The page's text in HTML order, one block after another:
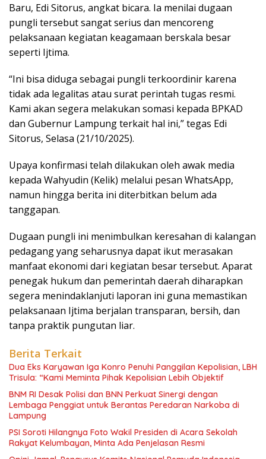
Baru, Edi Sitorus, angkat bicara. Ia menilai dugaan
pungli tersebut sangat serius dan mencoreng
pelaksanaan kegiatan keagamaan berskala besar
seperti Ijtima.
“Ini bisa diduga sebagai pungli terkoordinir karena
tidak ada legalitas atau surat perintah tugas resmi.
Kami akan segera melakukan somasi kepada BPKAD
dan Gubernur Lampung terkait hal ini,” tegas Edi
Sitorus, Selasa (21/10/2025).
Upaya konfirmasi telah dilakukan oleh awak media
kepada Wahyudin (Kelik) melalui pesan WhatsApp,
namun hingga berita ini diterbitkan belum ada
tanggapan.
Dugaan pungli ini menimbulkan keresahan di kalangan
pedagang yang seharusnya dapat ikut merasakan
manfaat ekonomi dari kegiatan besar tersebut. Aparat
penegak hukum dan pemerintah daerah diharapkan
segera menindaklanjuti laporan ini guna memastikan
pelaksanaan Ijtima berjalan transparan, bersih, dan
tanpa praktik pungutan liar.
Berita Terkait
Dua Eks Karyawan Iga Konro Penuhi Panggilan Kepolisian, LBH
Trisula: “Kami Meminta Pihak Kepolisian Lebih Objektif
BNM RI Desak Polisi dan BNN Perkuat Sinergi dengan
Lembaga Penggiat untuk Berantas Peredaran Narkoba di
Lampung
PSI Soroti Hilangnya Foto Wakil Presiden di Acara Sekolah
Rakyat Kelumbayan, Minta Ada Penjelasan Resmi